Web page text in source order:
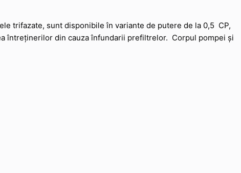
trifazate, sunt disponibile în variante de putere de la 0,5 CP,
întreținerilor din cauza înfundarii prefiltrelor. Corpul pompei și